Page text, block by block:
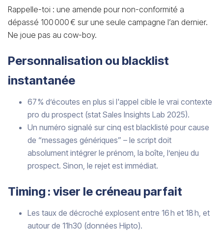
Rappelle-toi : une amende pour non-conformité a
dépassé 100 000 € sur une seule campagne l’an dernier.
Ne joue pas au cow-boy.
Personnalisation ou blacklist
instantanée
67 % d’écoutes en plus si l'appel cible le vrai contexte
pro du prospect (stat Sales Insights Lab 2025).
Un numéro signalé sur cinq est blacklisté pour cause
de “messages génériques” – le script doit
absolument intégrer le prénom, la boîte, l’enjeu du
prospect. Sinon, le rejet est immédiat.
Timing : viser le créneau parfait
Les taux de décroché explosent entre 16 h et 18 h, et
autour de 11h30 (données Hipto).